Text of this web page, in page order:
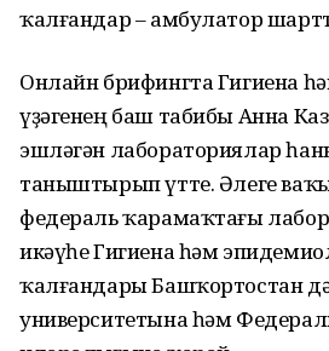
ҡалғандар – амбулатор
Онлайн брифингта Гигиена
үҙәгенең баш табибы Анна
эшләгән лабораториялар
таныштырып үтте. Әлеге
федераль ҡарамаҡтағы
икәүһе Гигиена һәм
ҡалғандары Башҡортостан
университетына һәм